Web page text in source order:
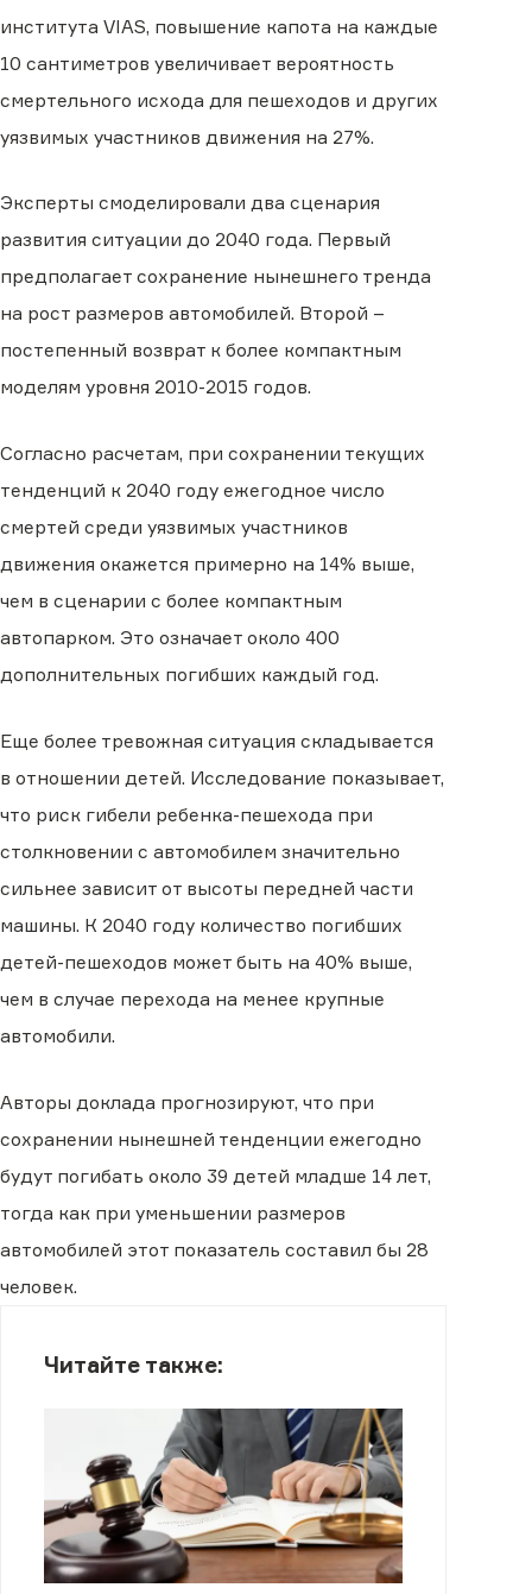
института VIAS, повышение капота на каждые
10 сантиметров увеличивает вероятность
смертельного исхода для пешеходов и других
уязвимых участников движения на 27%.
Эксперты смоделировали два сценария
развития ситуации до 2040 года. Первый
предполагает сохранение нынешнего тренда
на рост размеров автомобилей. Второй –
постепенный возврат к более компактным
моделям уровня 2010-2015 годов.
Согласно расчетам, при сохранении текущих
тенденций к 2040 году ежегодное число
смертей среди уязвимых участников
движения окажется примерно на 14% выше,
чем в сценарии с более компактным
автопарком. Это означает около 400
дополнительных погибших каждый год.
Еще более тревожная ситуация складывается
в отношении детей. Исследование показывает,
что риск гибели ребенка-пешехода при
столкновении с автомобилем значительно
сильнее зависит от высоты передней части
машины. К 2040 году количество погибших
детей-пешеходов может быть на 40% выше,
чем в случае перехода на менее крупные
автомобили.
Авторы доклада прогнозируют, что при
сохранении нынешней тенденции ежегодно
будут погибать около 39 детей младше 14 лет,
тогда как при уменьшении размеров
автомобилей этот показатель составил бы 28
человек.
Читайте также: